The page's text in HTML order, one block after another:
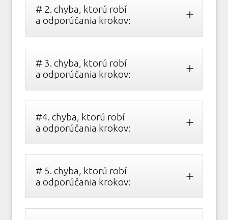
# 2. chyba, ktorú robí
a odporúčania krokov:
# 3. chyba, ktorú robí
a odporúčania krokov:
#4. chyba, ktorú robí
a odporúčania krokov:
# 5. chyba, ktorú robí
a odporúčania krokov: